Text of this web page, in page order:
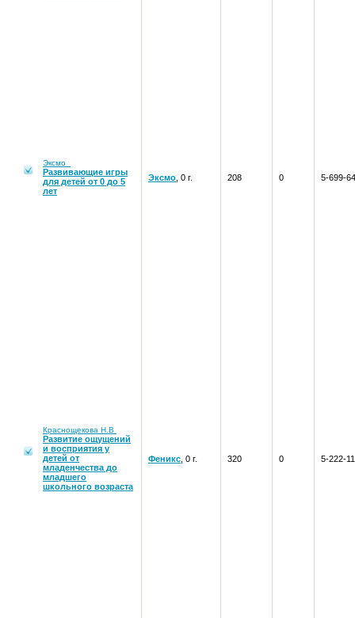
Эксмо
Развивающие игры
для детей от 0 до 5
лет
Эксмо , 0 г. 208 0 5-699-
Краснощекова Н.В
Развитие ощущений
и восприятия у
детей от
младенчества до
младшего
школьного возраста
Феникс , 0 г. 320 0 5-222-